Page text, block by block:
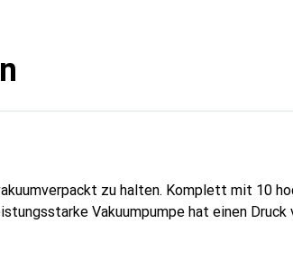
zu halten. Komplett mit 10
Vakuumpumpe hat einen Druck